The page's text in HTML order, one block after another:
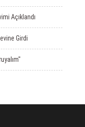
Açıklandı
Girdi